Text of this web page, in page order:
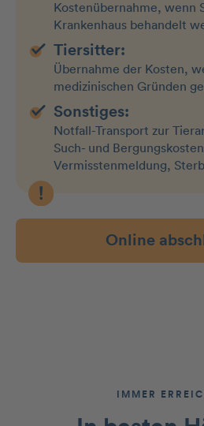
Kostenübernahme, wenn
Krankenhaus behandelt
Tiersitter:
Übernahme der Kosten,
medizinischen Gründen
Sonstiges:
Notfall-Transport zur
Such- und
Vermisstenmeldung,
Online
IMMER